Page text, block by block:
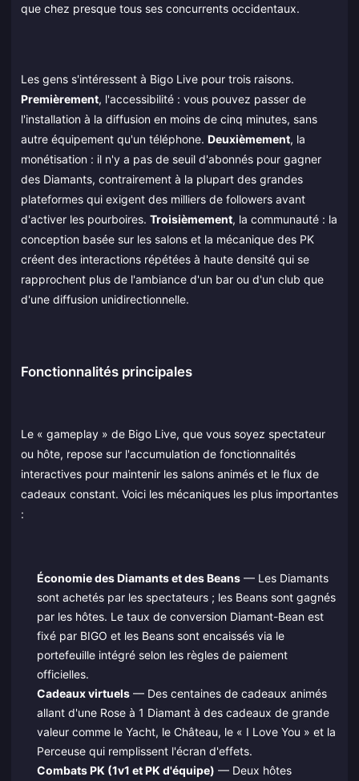
que chez presque tous ses concurrents occidentaux.
Les gens s'intéressent à Bigo Live pour trois raisons.
Premièrement, l'accessibilité : vous pouvez passer de
l'installation à la diffusion en moins de cinq minutes, sans
autre équipement qu'un téléphone. Deuxièmement, la
monétisation : il n'y a pas de seuil d'abonnés pour gagner
des Diamants, contrairement à la plupart des grandes
plateformes qui exigent des milliers de followers avant
d'activer les pourboires. Troisièmement, la communauté : la
conception basée sur les salons et la mécanique des PK
créent des interactions répétées à haute densité qui se
rapprochent plus de l'ambiance d'un bar ou d'un club que
d'une diffusion unidirectionnelle.
Fonctionnalités principales
Le « gameplay » de Bigo Live, que vous soyez spectateur
ou hôte, repose sur l'accumulation de fonctionnalités
interactives pour maintenir les salons animés et le flux de
cadeaux constant. Voici les mécaniques les plus importantes
:
Économie des Diamants et des Beans— Les Diamants
sont achetés par les spectateurs ; les Beans sont gagnés
par les hôtes. Le taux de conversion Diamant-Bean est
fixé par BIGO et les Beans sont encaissés via le
portefeuille intégré selon les règles de paiement
officielles.
Cadeaux virtuels— Des centaines de cadeaux animés
allant d'une Rose à 1 Diamant à des cadeaux de grande
valeur comme le Yacht, le Château, le « I Love You » et la
Perceuse qui remplissent l'écran d'effets.
Combats PK (1v1 et PK d'équipe) — Deux hôtes